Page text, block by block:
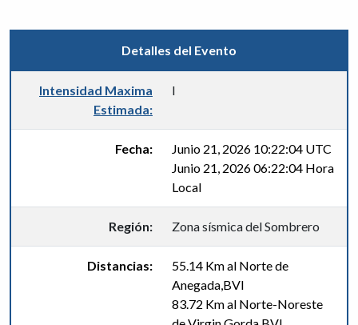
Detalles del Evento
Intensidad Maxima
Estimada:
I
Fecha:
Junio 21, 2026 10:22:04 UTC
Junio 21, 2026 06:22:04 Hora
Local
Región: Zona sísmica del Sombrero
Distancias:
55.14 Km al Norte de
Anegada,BVI
83.72 Km al Norte-Noreste